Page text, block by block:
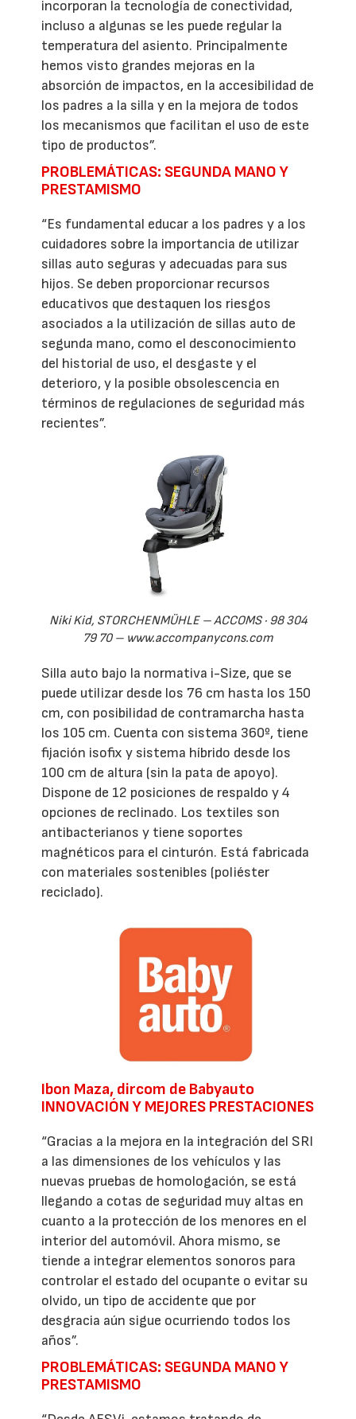
incorporan la tecnología de conectividad,
incluso a algunas se les puede regular la
temperatura del asiento. Principalmente
hemos visto grandes mejoras en la
absorción de impactos, en la accesibilidad de
los padres a la silla y en la mejora de todos
los mecanismos que facilitan el uso de este
tipo de productos”.
PROBLEMÁTICAS: SEGUNDA MANO Y
PRESTAMISMO
“Es fundamental educar a los padres y a los
cuidadores sobre la importancia de utilizar
sillas auto seguras y adecuadas para sus
hijos. Se deben proporcionar recursos
educativos que destaquen los riesgos
asociados a la utilización de sillas auto de
segunda mano, como el desconocimiento
del historial de uso, el desgaste y el
deterioro, y la posible obsolescencia en
términos de regulaciones de seguridad más
recientes”.
Niki Kid, STORCHENMÜHLE – ACCOMS · 98 304
79 70 – www.accompanycons.com
Silla auto bajo la normativa i-Size, que se
puede utilizar desde los 76 cm hasta los 150
cm, con posibilidad de contramarcha hasta
los 105 cm. Cuenta con sistema 360º, tiene
fijación isofix y sistema híbrido desde los
100 cm de altura (sin la pata de apoyo).
Dispone de 12 posiciones de respaldo y 4
opciones de reclinado. Los textiles son
antibacterianos y tiene soportes
magnéticos para el cinturón. Está fabricada
con materiales sostenibles (poliéster
reciclado).
Ibon Maza, dircom de Babyauto
INNOVACIÓN Y MEJORES PRESTACIONES
“Gracias a la mejora en la integración del SRI
a las dimensiones de los vehículos y las
nuevas pruebas de homologación, se está
llegando a cotas de seguridad muy altas en
cuanto a la protección de los menores en el
interior del automóvil. Ahora mismo, se
tiende a integrar elementos sonoros para
controlar el estado del ocupante o evitar su
olvido, un tipo de accidente que por
desgracia aún sigue ocurriendo todos los
años”.
PROBLEMÁTICAS: SEGUNDA MANO Y
PRESTAMISMO